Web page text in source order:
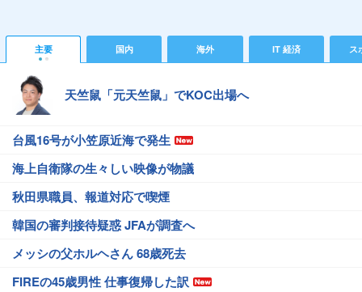
主要 国内 海外 IT 経済 ス
天竺鼠「元天竺鼠」でKOC出場へ
台風16号が小笠原近海で発生
海上自衛隊の生々しい映像が物議
秋田県職員、報道対応で喫煙
韓国の審判接待疑惑 JFAが調査へ
メッシの父ホルヘさん 68歳死去
FIREの45歳男性 仕事復帰した訳